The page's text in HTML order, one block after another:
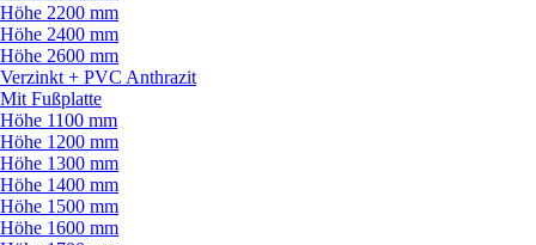
Höhe 2200 mm
Höhe 2400 mm
Höhe 2600 mm
Verzinkt + PVC Anthrazit
Mit Fußplatte
Höhe 1100 mm
Höhe 1200 mm
Höhe 1300 mm
Höhe 1400 mm
Höhe 1500 mm
Höhe 1600 mm